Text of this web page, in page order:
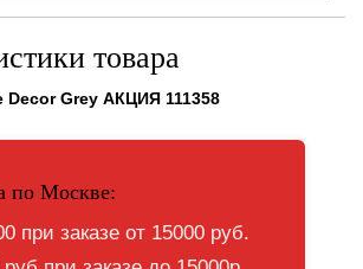
товара
Decor Grey АКЦИЯ 111358
по Москве:
при заказе от 15000 руб.